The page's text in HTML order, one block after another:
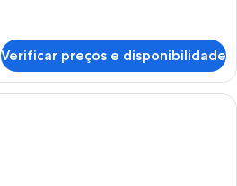
Verificar preços e disponibilidade
Uma sala de estar moderna com